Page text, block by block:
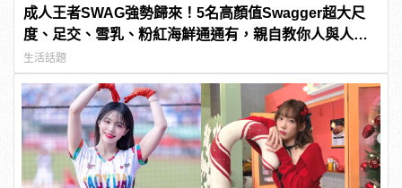
成人王者SWAG強勢歸來！5名高顏值Swagger超大尺
度、足交、雪乳、粉紅海鮮通通有，親自教你人與人的
連結！ | manfashion這樣變型男
生活話題